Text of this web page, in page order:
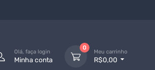
Olá, faça login
Minha conta
0
Meu carrinho
R$0,00